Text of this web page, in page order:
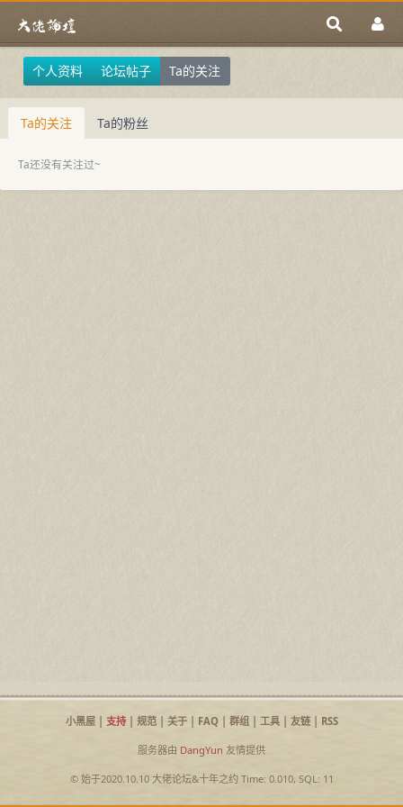
个人资料 论坛帖子 Ta的关注
Ta的关注 Ta的粉丝
Ta还没有关注过~
小黑屋| 支持| 规范| 关于| FAQ| 群组| 工具| 友链| RSS
服务器由 DangYun 友情提供
© 始于2020.10.10 大佬论坛&十年之约Time: 0.010, SQL: 11